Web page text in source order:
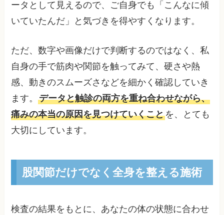
ータとして見えるので、ご自身でも「こんなに傾
いていたんだ」と気づきを得やすくなります。
ただ、数字や画像だけで判断するのではなく、私
自身の手で筋肉や関節を触ってみて、硬さや熱
感、動きのスムーズさなどを細かく確認していき
ます。データと触診の両方を重ね合わせながら、
痛みの本当の原因を見つけていくことを、とても
大切にしています。
股関節だけでなく全身を整える施術
検査の結果をもとに、あなたの体の状態に合わせ